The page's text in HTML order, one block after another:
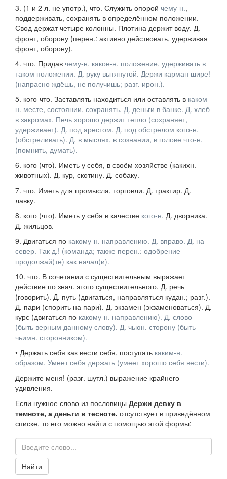
3. (1 и 2 л. не употр.), что. Служить опорой чему-н.,
поддерживать, сохранять в определённом положении.
Свод держат четыре колонны. Плотина держит воду. Д.
фронт, оборону (перен.: активно действовать, удерживая
фронт, оборону).
4. что. Придав чему-н. какое-н. положение, удерживать в
таком положении. Д. руку вытянутой. Держи карман шире!
(напрасно ждёшь, не получишь; разг. ирон.).
5. кого-что. Заставлять находиться или оставлять в каком-
н. месте, состоянии, сохранять. Д. деньги в банке. Д. хлеб
в закромах. Печь хорошо держит тепло (сохраняет,
удерживает). Д. под арестом. Д. под обстрелом кого-н.
(обстреливать). Д. в мыслях, в сознании, в голове что-н.
(помнить, думать).
6. кого (что). Иметь у себя, в своём хозяйстве (какихн.
животных). Д. кур, скотину. Д. собаку.
7. что. Иметь для промысла, торговли. Д. трактир. Д.
лавку.
8. кого (что). Иметь у себя в качестве кого-н. Д. дворника.
Д. жильцов.
9. Двигаться по какому-н. направлению. Д. вправо. Д. на
север. Так д.! (команда; также перен.: одобрение
продолжай(те) как начал(и).
10. что. В сочетании с существительным выражает
действие по знач. этого существительного. Д. речь
(говорить). Д. путь (двигаться, направляться кудан.; разг.).
Д. пари (спорить на пари). Д. экзамен (экзаменоваться). Д.
курс (двигаться по какому-н. направлению). Д. слово
(быть верным данному слову). Д. чьюн. сторону (быть
чьимн. сторонником).
• Держать себя как вести себя, поступать каким-н.
образом. Умеет себя держать (умеет хорошо себя вести).
Держите меня! (разг. шутл.) выражение крайнего
удивления.
Если нужное слово из пословицы Держи девку в
темноте, а деньги в тесноте. отсутствует в приведённом
списке, то его можно найти с помощью этой формы:
Найти